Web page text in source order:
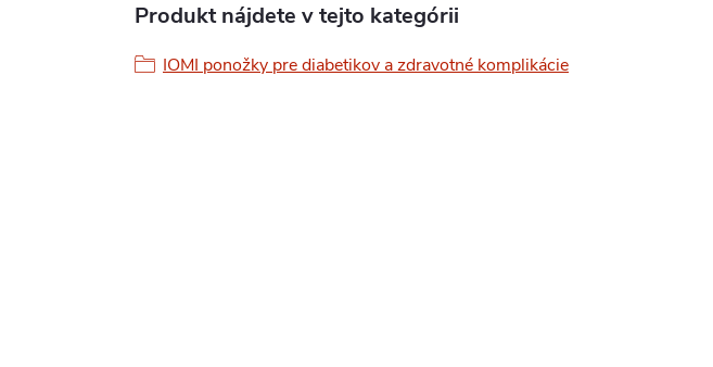
Produkt nájdete v tejto kategórii
IOMI ponožky pre diabetikov a zdravotné komplikácie